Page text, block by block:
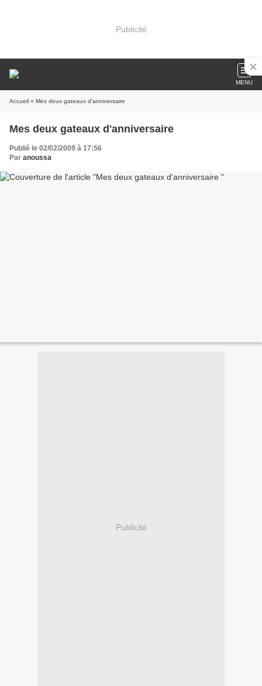
Publicité
MENU
Accueil » Mes deux gateaux d'anniversaire
Mes deux gateaux d'anniversaire
Publié le 02/02/2009 à 17:56
Par anoussa
Publicité